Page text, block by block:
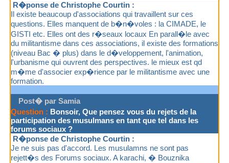
R�ponse de Christophe Courtin :
Il existe beaucoup d'associations qui travaillent sur ces
questions. Elles manquent de b�n�voles : la CIMADE, le
GISTI etc. Elles ont des r�seaux locaux En parall�le avec
du militantisme dans ces associations, il existe des formations
(niveau Bac � plus) dans le d�veloppement, l'animation,
l'urbanisme qui ouvrent des perspectives. le mieux est qd
m�me d'associer exp�rience par le militantisme avec une
formation.
Post� par Samia
Question : Bonsoir, Que pensez vous du rejets de la
participation des musulmans en tant que tel dans les
forums sociaux ?
R�ponse de Christophe Courtin :
Je ne suis pas d'accord. Les musulamns ne sont pas
rejett�s des Forums sociaux. A karachi, � Bouznika